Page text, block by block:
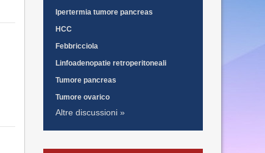
Ipertermia tumore pancreas
HCC
Febbricciola
Linfoadenopatie retroperitoneali
Tumore pancreas
Tumore ovarico
Altre discussioni »